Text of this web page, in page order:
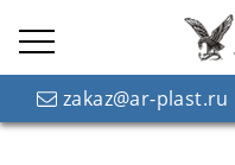
zakaz@ar-plast.ru